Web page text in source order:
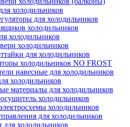
холодильников
для холодильников
холодильников
холодильников
холодильников
для холодильников
холодильников NO FROST
навесные для холодильников
холодильников
материалы для холодильников
холодильников
холодильников
для холодильников
для холодильников